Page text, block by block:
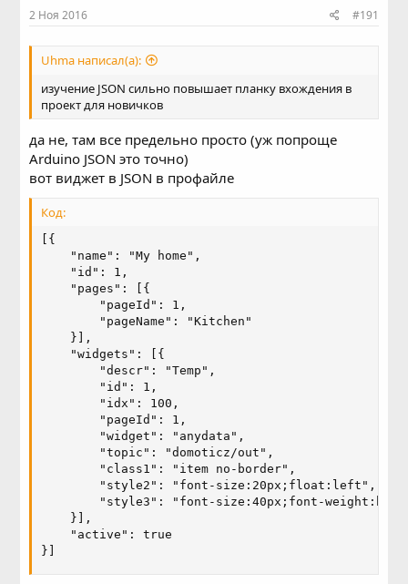
2 Ноя 2016 #191
Uhma написал(а):
изучение JSON сильно повышает планку вхождения в
проект для новичков
да не, там все предельно просто (уж попроще
Arduino JSON это точно)
вот виджет в JSON в профайле
Код:
[{
    "name": "My home",
    "id": 1,
    "pages": [{
        "pageId": 1,
        "pageName": "Kitchen"
    }],
    "widgets": [{
        "descr": "Temp",
        "id": 1,
        "idx": 100,
        "pageId": 1,
        "widget": "anydata",
        "topic": "domoticz/out",
        "class1": "item no-border",
        "style2": "font-size:20px;float:left",
"style3": "font-size:40px;font-
    }],
    "active": true
}]